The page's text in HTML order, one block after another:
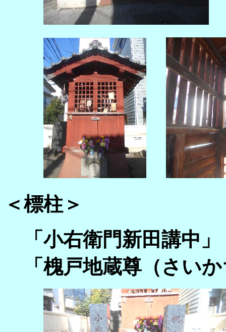
＜標柱＞
「小右衛門新田講中」
「槐戸地蔵尊（さい